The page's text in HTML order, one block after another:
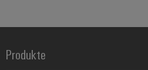
Produkte